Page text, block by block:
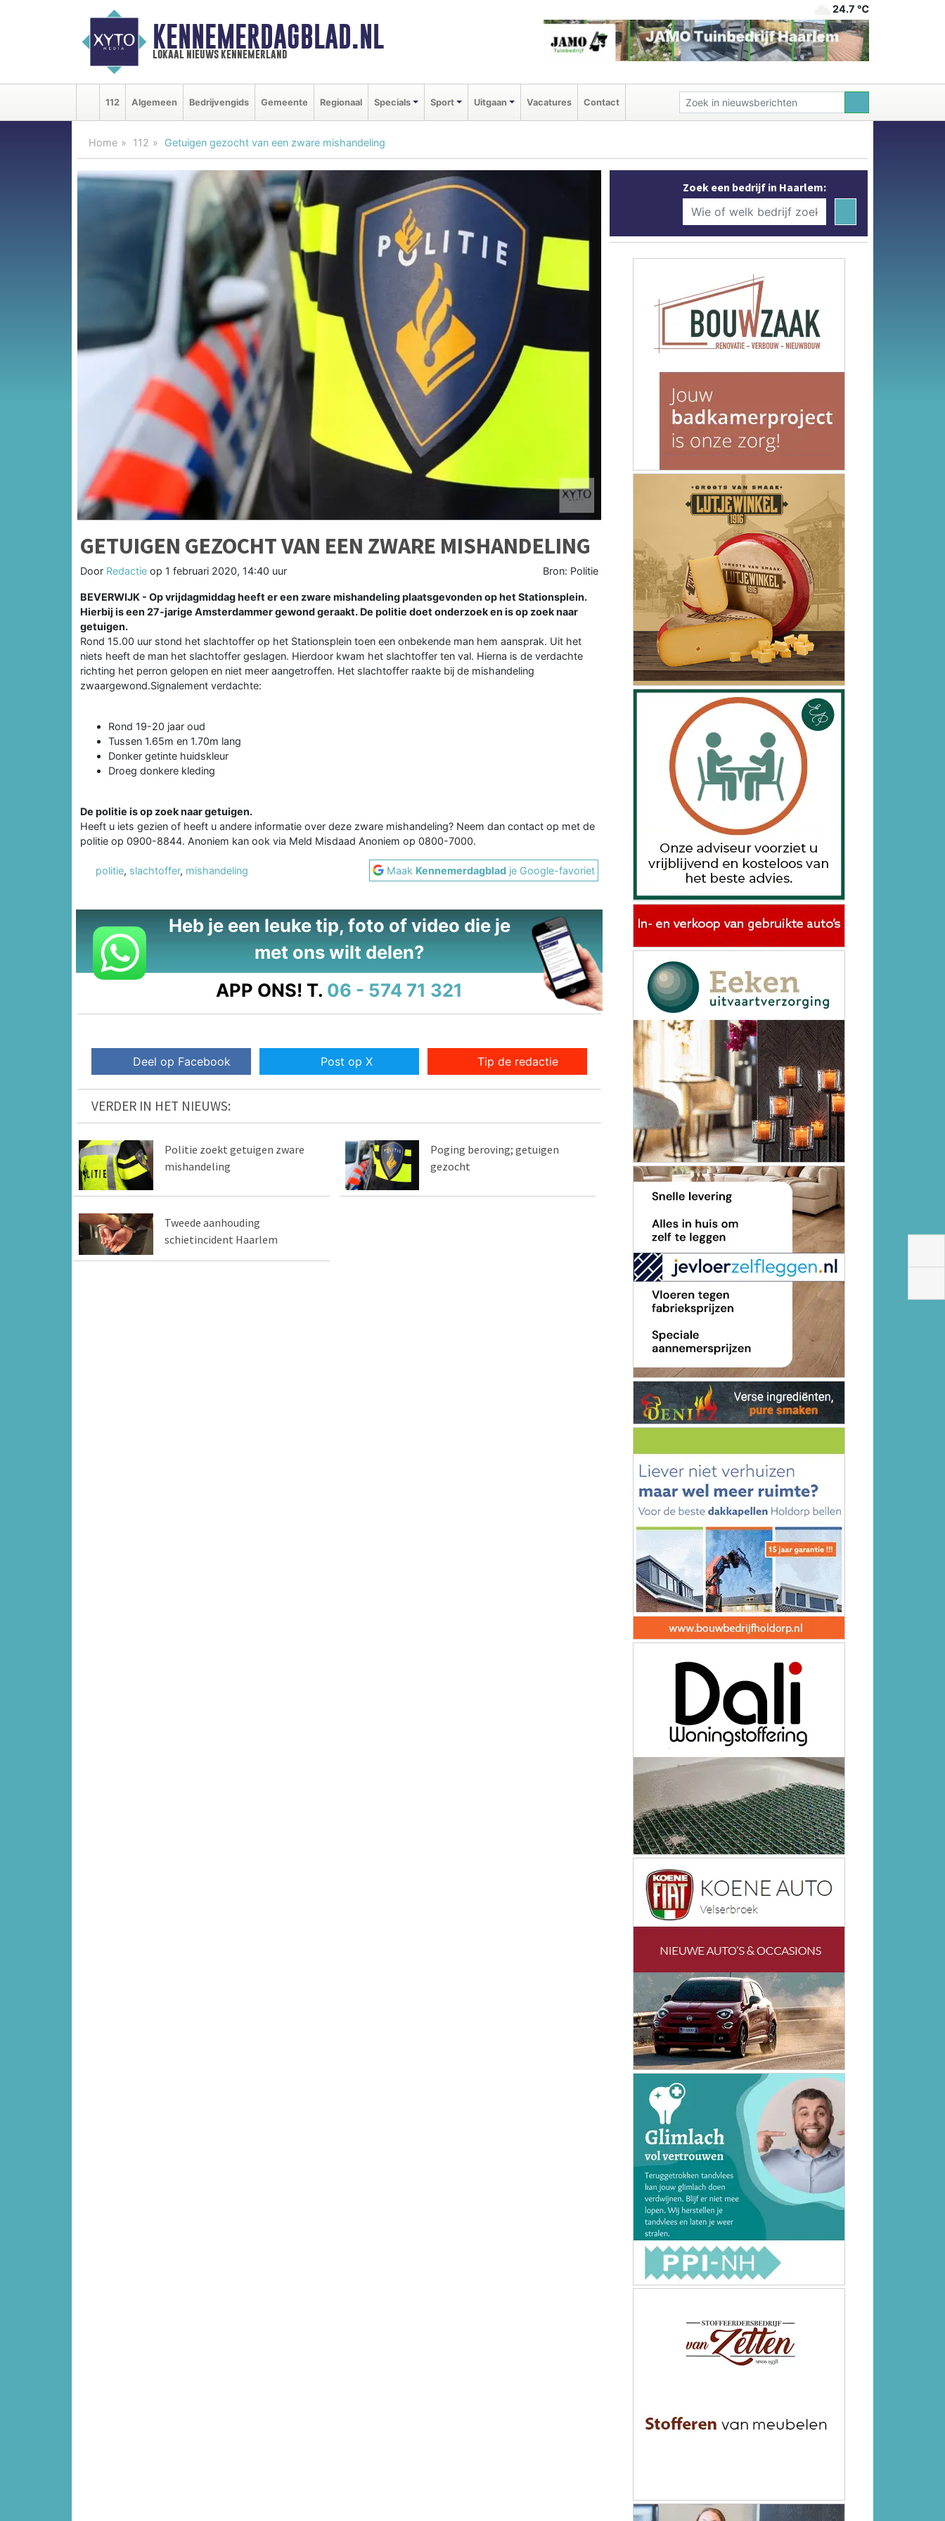
KENNEMERDAGBLAD.NL
lokaal nieuws kennemerland
24.7 ℃
112 Algemeen Bedrijvengids Gemeente Regionaal Specials Sport Uitgaan Vacatures Contact
Home 112 Getuigen gezocht van een zware mishandeling
GETUIGEN GEZOCHT VAN EEN ZWARE MISHANDELING
Door Redactie op 1 februari 2020, 14:40 uur Bron: Politie
BEVERWIJK - Op vrijdagmiddag heeft er een zware mishandeling plaatsgevonden op het Stationsplein.
Hierbij is een 27-jarige Amsterdammer gewond geraakt. De politie doet onderzoek en is op zoek naar
getuigen.
Rond 15.00 uur stond het slachtoffer op het Stationsplein toen een onbekende man hem aansprak. Uit het
niets heeft de man het slachtoffer geslagen. Hierdoor kwam het slachtoffer ten val. Hierna is de verdachte
richting het perron gelopen en niet meer aangetroffen. Het slachtoffer raakte bij de mishandeling
zwaargewond.Signalement verdachte:
Rond 19-20 jaar oud
Tussen 1.65m en 1.70m lang
Donker getinte huidskleur
Droeg donkere kleding
De politie is op zoek naar getuigen.
Heeft u iets gezien of heeft u andere informatie over deze zware mishandeling? Neem dan contact op met de
politie op 0900-8844. Anoniem kan ook via Meld Misdaad Anoniem op 0800-7000.
politie, slachtoffer, mishandeling Maak Kennemerdagblad je Google-favoriet
Heb je een leuke tip, foto of video die je
met ons wilt delen?
APP ONS! T. 06 - 574 71 321
Deel op Facebook Post op X Tip de redactie
VERDER IN HET NIEUWS:
Politie zoekt getuigen zware
mishandeling
Poging beroving; getuigen
gezocht
Tweede aanhouding
schietincident Haarlem
Zoek een bedrijf in Haarlem: